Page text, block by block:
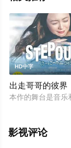
HD中字
出走哥哥的彼界
本作的舞台是音乐
影视评论